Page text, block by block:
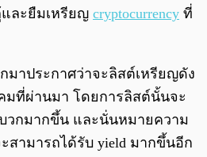
ละยืมเหรียญ cryptocurrency ที่
มาประกาศว่าจะลิสต์เหรียญดัง
มที่ผ่านมา โดยการลิสต์นั้นจะ
วกมากขึ้น และนั่นหมายความ
สามารถได้รับ yield มากขึ้นอีก